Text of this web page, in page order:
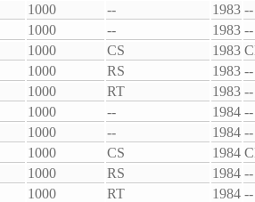
1000 -- 1983 --
1000 -- 1983 --
1000 CS 1983
1000 RS 1983 --
1000 RT 1983 --
1000 -- 1984 --
1000 -- 1984 --
1000 CS 1984
1000 RS 1984 --
1000 RT 1984 --